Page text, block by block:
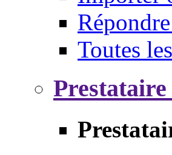
Toutes
Prestataire